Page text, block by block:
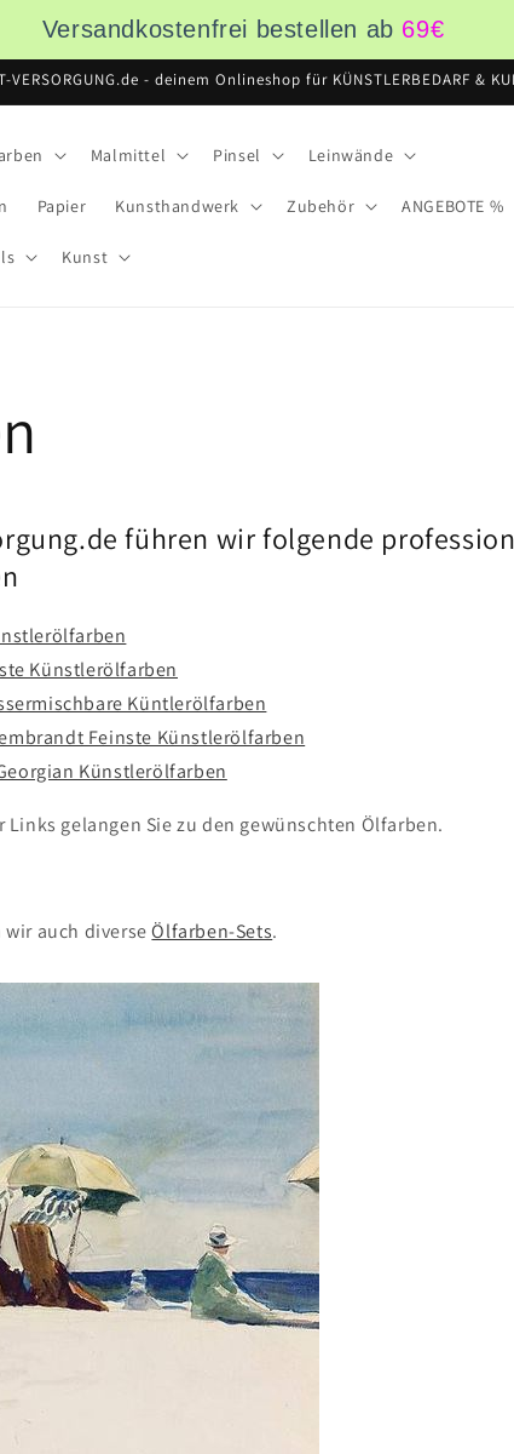
Versandkostenfrei bestellen ab 69€
- deinem Onlineshop für KÜNSTLERBEDARF &
Malmittel Pinsel Leinwände
Papier Kunsthandwerk Zubehör ANGEBOTE %
Kunst
führen wir folgende
Künstlerölfarben
Küntlerölfarben
Feinste Künstlerölfarben
Georgian Künstlerölfarben
Links gelangen Sie zu den gewünschten Ölfarben.
wir auch diverseÖlfarben-Sets.